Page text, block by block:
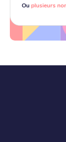
Ouplusieurs